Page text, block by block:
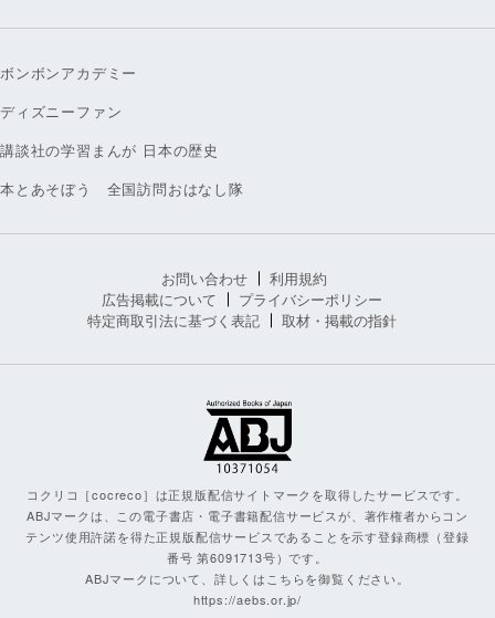
ボンボンアカデミー
ディズニーファン
講談社の学習まんが 日本の歴史
本とあそぼう 全国訪問おはなし隊
お問い合わせ
利用規約
広告掲載について
プライバシーポリシー
特定商取引法に基づく表記
取材・掲載の指針
コクリコ［cocreco］は正規版配信サイトマークを取得したサービスです。
ABJマークは、この電子書店・電子書籍配信サービスが、著作権者からコン
テンツ使用許諾を得た正規版配信サービスであることを示す登録商標（登録
番号 第6091713号）です。
ABJマークについて、詳しくはこちらを御覧ください。
https://aebs.or.jp/